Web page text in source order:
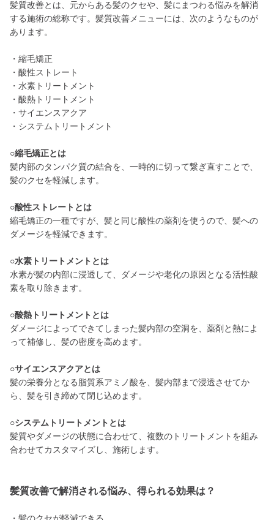
髪質改善とは、元からある髪のクセや、髪にまつわる悩みを解消
する施術の総称です。髪質改善メニューには、次のようなものが
あります。
・縮毛矯正
・酸性ストレート
・水素トリートメント
・酸熱トリートメント
・サイエンスアクア
・システムトリートメント
○縮毛矯正とは
髪内部のタンパク質の結合を、一時的に切って繋ぎ直すことで、
髪のクセを軽減します。
○酸性ストレートとは
縮毛矯正の一種ですが、髪と同じ酸性の薬剤を使うので、髪への
ダメージを軽減できます。
○水素トリートメントとは
水素が髪の内部に浸透して、ダメージや老化の原因となる活性酸
素を取り除きます。
○酸熱トリートメントとは
ダメージによってできてしまった髪内部の空洞を、薬剤と熱によ
って補修し、髪の密度を高めます。
○サイエンスアクアとは
髪の栄養分となる脂質系アミノ酸を、髪内部まで浸透させてか
ら、髪を引き締めて閉じ込めます。
○システムトリートメントとは
髪質やダメージの状態に合わせて、複数のトリートメントを組み
合わせてカスタマイズし、施術します。
髪質改善で解消される悩み、得られる効果は？